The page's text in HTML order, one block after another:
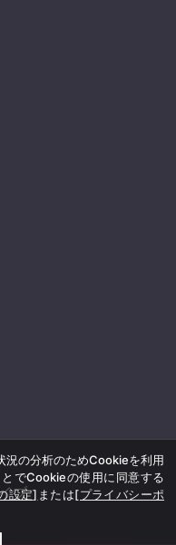
ブ
況の分析のためCookieを利用
でCookieの使用に同意する
設定] または[プライバシーポ